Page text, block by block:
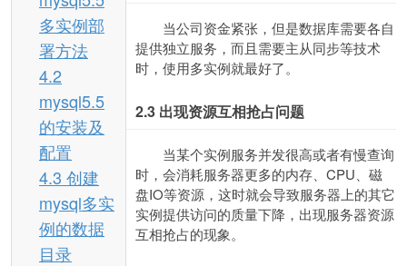
多实例部
署方法
4.2
mysql5.5
的安装及
配置
4.3 创建
mysql多实
例的数据
目录
当公司资金紧张，但是数据库需要各自
提供独立服务，而且需要主从同步等技术
时，使用多实例就最好了。
2.3 出现资源互相抢占问题
当某个实例服务并发很高或者有慢查询
时，会消耗服务器更多的内存、CPU、磁
盘IO等资源，这时就会导致服务器上的其它
实例提供访问的质量下降，出现服务器资源
互相抢占的现象。